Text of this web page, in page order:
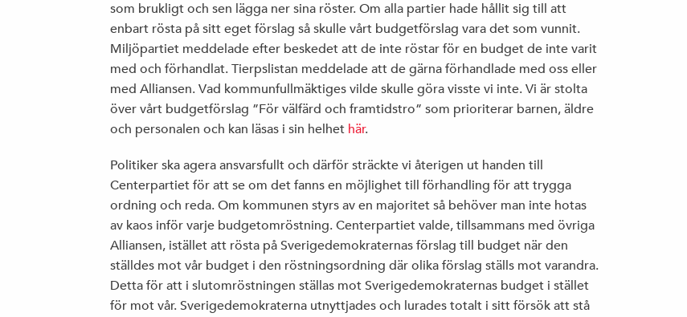
ALLT FLER TROLLARMÉER PÅ DET NYA
POLITISKA SLAGFÄLTET
KRÖNIKA I CORREN: ”RALJANS ÄR DEN
LATES DEBATTKNEP”
som brukligt och sen lägga ner sina röster. Om alla partier hade hållit sig till att
enbart rösta på sitt eget förslag så skulle vårt budgetförslag vara det som vunnit.
Miljöpartiet meddelade efter beskedet att de inte röstar för en budget de inte varit
med och förhandlat. Tierpslistan meddelade att de gärna förhandlade med oss eller
med Alliansen. Vad kommunfullmäktiges vilde skulle göra visste vi inte. Vi är stolta
över vårt budgetförslag ”För välfärd och framtidstro” som prioriterar barnen, äldre
och personalen och kan läsas i sin helhet här.
Politiker ska agera ansvarsfullt och därför sträckte vi återigen ut handen till
Centerpartiet för att se om det fanns en möjlighet till förhandling för att trygga
ordning och reda. Om kommunen styrs av en majoritet så behöver man inte hotas
av kaos inför varje budgetomröstning. Centerpartiet valde, tillsammans med övriga
Alliansen, istället att rösta på Sverigedemokraternas förslag till budget när den
ställdes mot vår budget i den röstningsordning där olika förslag ställs mot varandra.
Detta för att i slutomröstningen ställas mot Sverigedemokraternas budget i stället
för mot vår. Sverigedemokraterna utnyttjades och lurades totalt i sitt försök att stå